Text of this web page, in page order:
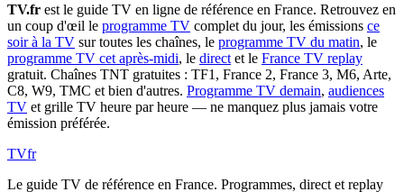
TV.fr est le guide TV en ligne de référence en France. Retrouvez en
un coup d'œil le programme TV complet du jour, les émissions ce
soir à la TV sur toutes les chaînes, le programme TV du matin, le
programme TV cet après-midi, le direct et le France TV replay
gratuit. Chaînes TNT gratuites : TF1, France 2, France 3, M6, Arte,
C8, W9, TMC et bien d'autres. Programme TV demain, audiences
TV et grille TV heure par heure — ne manquez plus jamais votre
émission préférée.
TVfr
Le guide TV de référence en France. Programmes, direct et replay